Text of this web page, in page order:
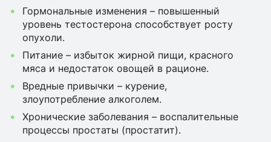
Гормональные изменения – повышенный
уровень тестостерона способствует росту
опухоли.
Питание – избыток жирной пищи, красного
мяса и недостаток овощей в рационе.
Вредные привычки – курение,
злоупотребление алкоголем.
Хронические заболевания – воспалительные
процессы простаты (простатит).